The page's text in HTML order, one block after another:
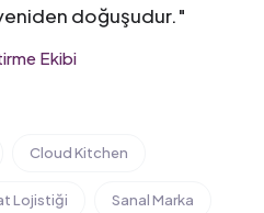
doğuşudur."
Ekibi
Cloud Kitchen
Lojistiği Sanal Marka